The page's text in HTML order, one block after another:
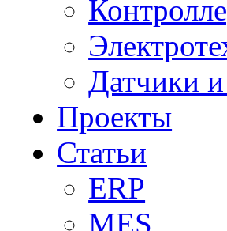
Датчики
Проекты
Статьи
ERP
MES